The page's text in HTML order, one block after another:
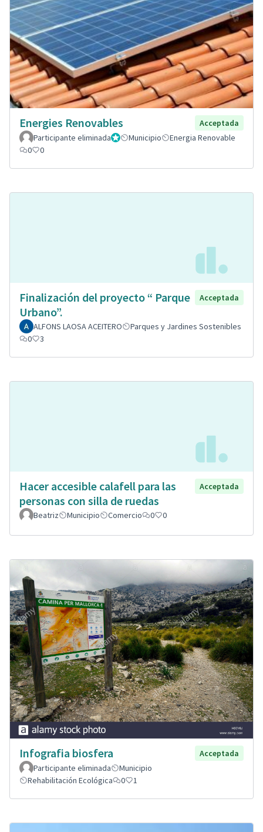
Energies Renovables
Acceptada
Participante eliminadaAdministrador
Municipio
Energia Renovable
0
0
Finalización del proyecto “ Parque
Urbano”.
Acceptada
ALFONS LAOSA ACEITERO
Parques y Jardines Sostenibles
0
3
Hacer accesible calafell para las
personas con silla de ruedas
Acceptada
Beatriz Municipio Comercio 0 0
Infografia biosfera
Acceptada
Participante eliminada
Municipio
Rehabilitación Ecológica
0 1